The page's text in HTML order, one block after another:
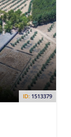
ID: 1513379